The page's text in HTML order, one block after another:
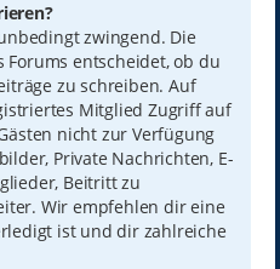
zwingend. Die
entscheidet, ob du
zu schreiben. Auf
Mitglied Zugriff auf
nicht zur Verfügung
Private Nachrichten, E-
Beitritt zu
Wir empfehlen dir eine
ist und dir zahlreiche